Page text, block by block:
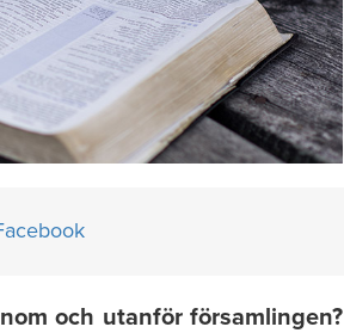
och utanför församlingen?